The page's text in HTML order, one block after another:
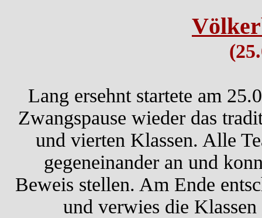
Lang ersehnt startete am
Zwangspause wieder das
und vierten Klassen. Alle
gegeneinander an und
Beweis stellen. Am Ende
und verwies die